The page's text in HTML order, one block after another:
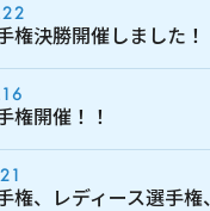
権決勝開催しました！
権開催！！
権、レディース選手